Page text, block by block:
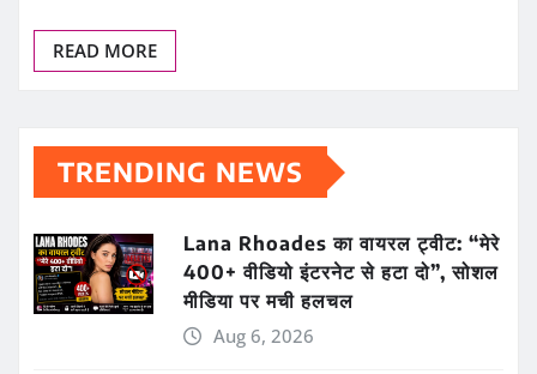
READ MORE
TRENDING NEWS
Lana Rhoades का वायरल ट्वीट: “मेरे
400+ वीडियो इंटरनेट से हटा दो”, सोशल
मीडिया पर मची हलचल
Aug 6, 2026